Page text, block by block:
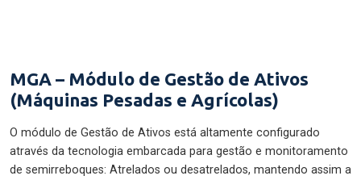
MGA – Módulo de Gestão de Ativos
(Máquinas Pesadas e Agrícolas)
O módulo de Gestão de Ativos está altamente configurado
através da tecnologia embarcada para gestão e monitoramento
de semirreboques: Atrelados ou desatrelados, mantendo assim a